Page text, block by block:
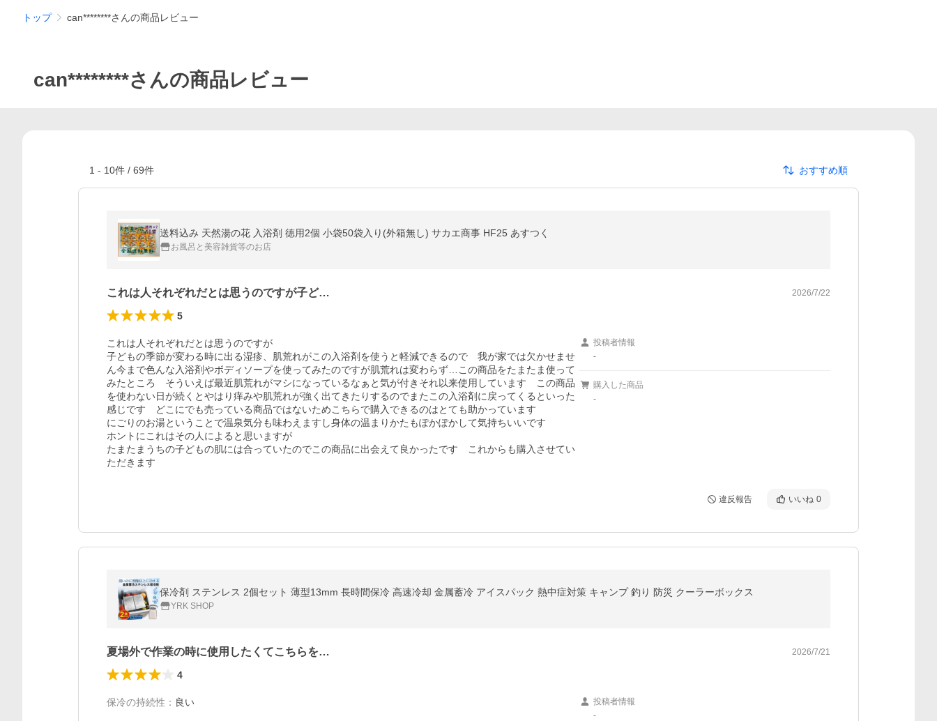
トップ can********さんの商品レビュー
can********さんの商品レビュー
1 - 10件 / 69件 おすすめ順
送料込み 天然湯の花 入浴剤 徳用2個 小袋50袋入り(外箱無し) サカエ商事 HF25 あすつく
お風呂と美容雑貨等のお店
これは人それぞれだとは思うのですが子ど… 2026/7/22
5
これは人それぞれだとは思うのですが
子どもの季節が変わる時に出る湿疹、肌荒れがこの入浴剤を使うと軽減できるので　我が家では欠かせませ
ん今まで色んな入浴剤やボディソープを使ってみたのですが肌荒れは変わらず…この商品をたまたま使って
みたところ　そういえば最近肌荒れがマシになっているなぁと気が付きそれ以来使用しています　この商品
を使わない日が続くとやはり痒みや肌荒れが強く出てきたりするのでまたこの入浴剤に戻ってくるといった
感じです　どこにでも売っている商品ではないためこちらで購入できるのはとても助かっています
にごりのお湯ということで温泉気分も味わえますし身体の温まりかたもぽかぽかして気持ちいいです
ホントにこれはその人によると思いますが
たまたまうちの子どもの肌には合っていたのでこの商品に出会えて良かったです　これからも購入させてい
ただきます
投稿者情報
-
購入した商品
-
違反報告 いいね 0
保冷剤 ステンレス 2個セット 薄型13mm 長時間保冷 高速冷却 金属蓄冷 アイスパック 熱中症対策 キャンプ 釣り 防災 クーラーボックス
YRK SHOP
夏場外で作業の時に使用したくてこちらを… 2026/7/21
4
保冷の持続性 ： 良い
投稿者情報
-